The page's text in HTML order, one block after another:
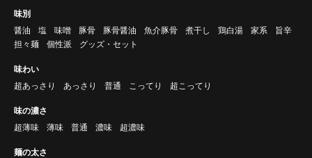
味別
醤油
塩 味噌 豚骨 豚骨醤油 魚介豚骨 煮干し 鶏白湯 家系
旨辛
担々麺
個性派 グッズ・セット
味わい
超あっさり
あっさり 普通 こってり 超こってり
味の濃さ
超薄味
薄味 普通 濃味 超濃味
麺の太さ